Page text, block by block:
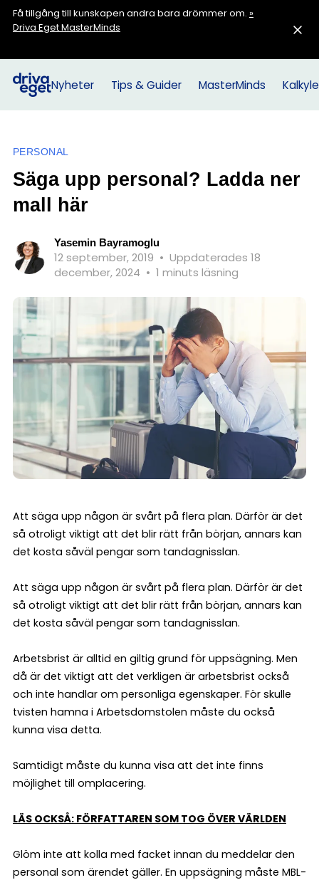
Få tillgång till kunskapen andra bara drömmer om. »
Driva Eget MasterMinds
Nyheter Tips & Guider MasterMinds
PERSONAL
Säga upp personal? Ladda ner
mall här
Yasemin Bayramoglu
12 september, 2019 • Uppdaterades 18
december, 2024 • 1 minuts läsning
Att säga upp någon är svårt på flera plan. Därför är det
så otroligt viktigt att det blir rätt från början, annars kan
det kosta såväl pengar som tandagnisslan.
Att säga upp någon är svårt på flera plan. Därför är det
så otroligt viktigt att det blir rätt från början, annars kan
det kosta såväl pengar som tandagnisslan.
Arbetsbrist är alltid en giltig grund för uppsägning. Men
då är det viktigt att det verkligen är arbetsbrist också
och inte handlar om personliga egenskaper. För skulle
tvisten hamna i Arbetsdomstolen måste du också
kunna visa detta.
Samtidigt måste du kunna visa att det inte finns
möjlighet till omplacering.
LÄS OCKSÅ: FÖRFATTAREN SOM TOG ÖVER VÄRLDEN
Glöm inte att kolla med facket innan du meddelar den
personal som ärendet gäller. En uppsägning måste MBL-